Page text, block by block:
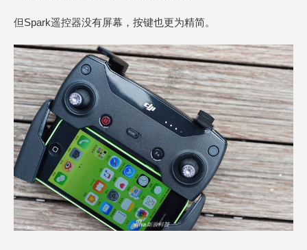
但Spark遥控器没有屏幕，按键也更为精简。